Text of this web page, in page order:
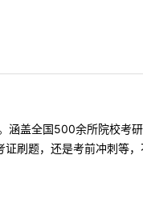
涵盖全国500余所院校考
刷题，还是考前冲刺等